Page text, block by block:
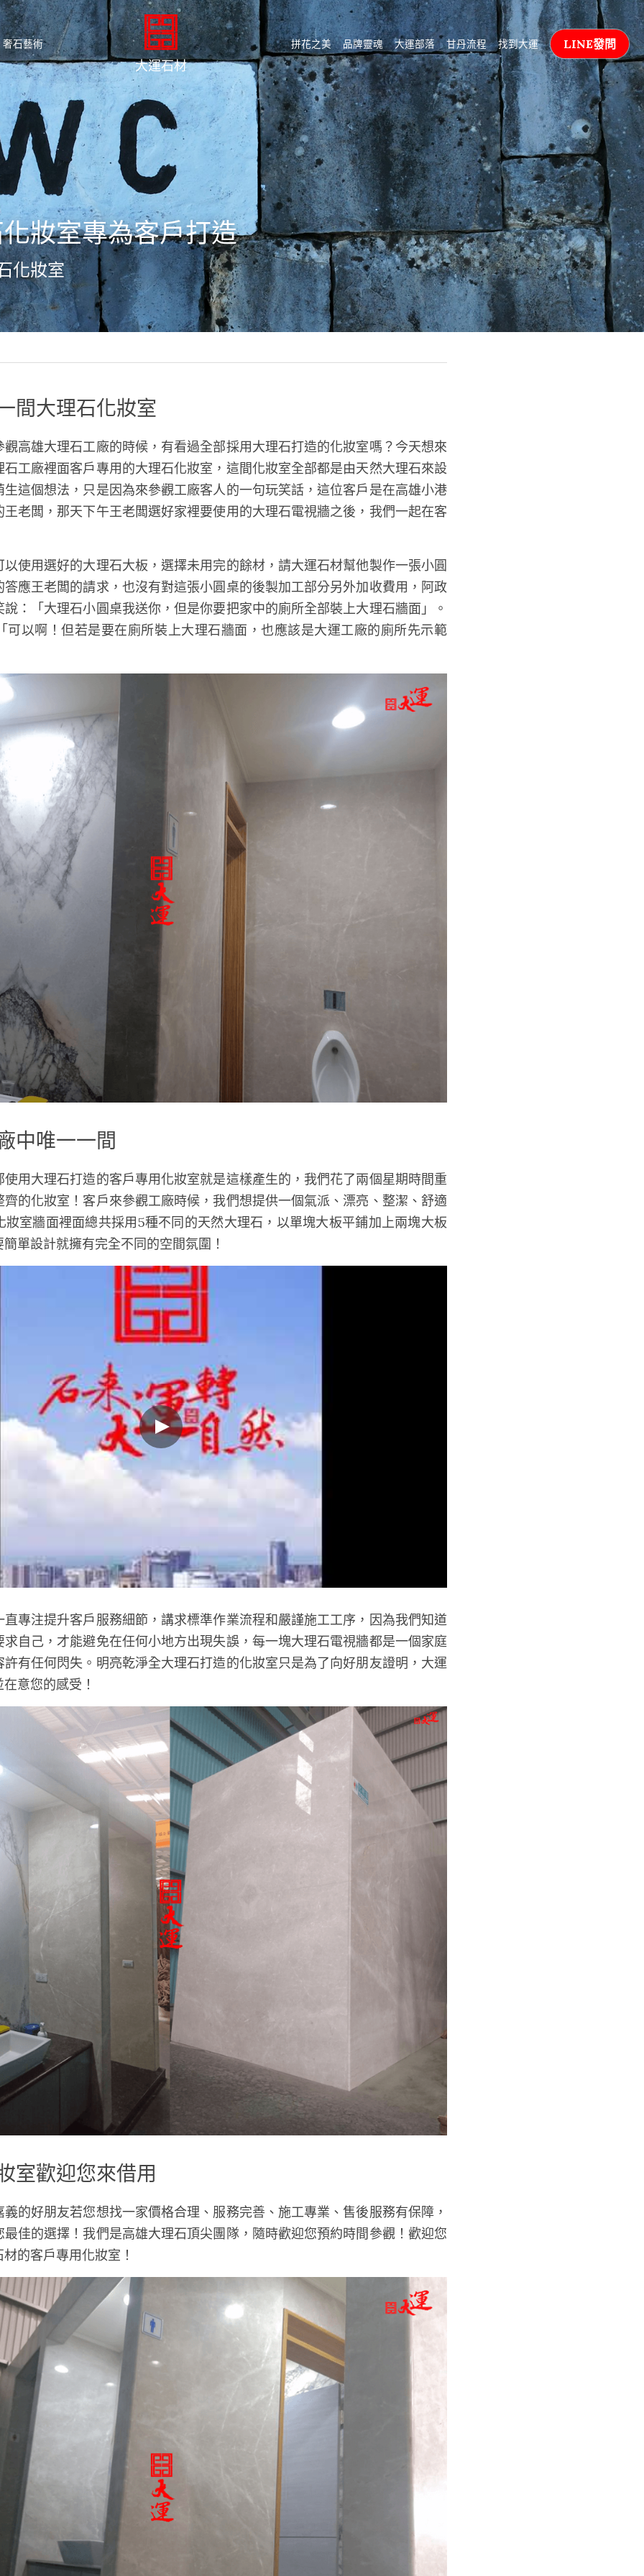
奢石藝術
大運石材
拼花之美 品牌靈魂 大運部落 甘丹流程 找到大運 LINE發問
妝室專為客戶打造
化妝室
間大理石化妝室
高雄大理石工廠的時候，有看過全部採用大理石打造的化妝室嗎？今天想來
工廠裡面客戶專用的大理石化妝室，這間化妝室全部都是由天然大理石來設
這個想法，只是因為來參觀工廠客人的一句玩笑話，這位客戶是在高雄小港
老闆，那天下午王老闆選好家裡要使用的大理石電視牆之後，我們一起在客
使用選好的大理石大板，選擇未用完的餘材，請大運石材幫他製作一張小圓
應王老闆的請求，也沒有對這張小圓桌的後製加工部分另外加收費用，阿政
：「大理石小圓桌我送你，但是你要把家中的廁所全部裝上大理石牆面」。
可以啊！但若是要在廁所裝上大理石牆面，也應該是大運工廠的廁所先示範
中唯一一間
用大理石打造的客戶專用化妝室就是這樣產生的，我們花了兩個星期時間重
的化妝室！客戶來參觀工廠時候，我們想提供一個氣派、漂亮、整潔、舒適
妝室牆面裡面總共採用5種不同的天然大理石，以單塊大板平鋪加上兩塊大板
單設計就擁有完全不同的空間氛圍！
專注提升客戶服務細節，講求標準作業流程和嚴謹施工工序，因為我們知道
自己，才能避免在任何小地方出現失誤，每一塊大理石電視牆都是一個家庭
有任何閃失。明亮乾淨全大理石打造的化妝室只是為了向好朋友證明，大運
意您的感受！
室歡迎您來借用
的好朋友若您想找一家價格合理、服務完善、施工專業、售後服務有保障，
佳的選擇！我們是高雄大理石頂尖團隊，隨時歡迎您預約時間參觀！歡迎您
的客戶專用化妝室！